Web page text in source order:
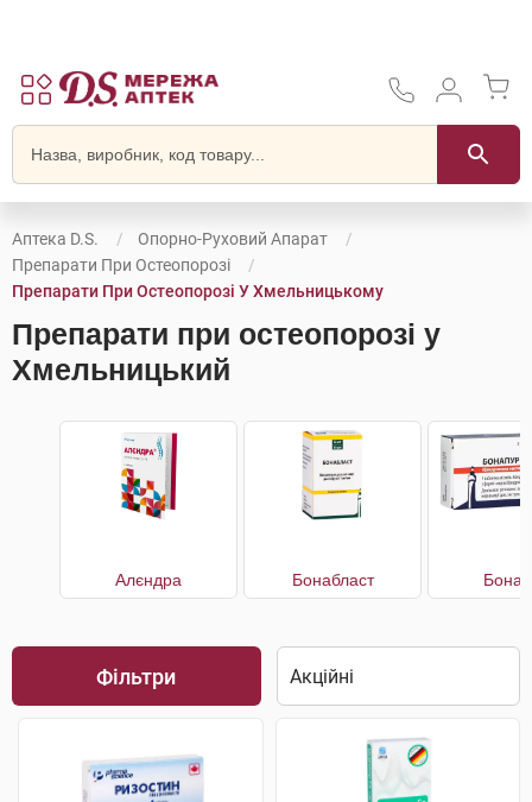
Аптека D.S.
Опорно-Руховий Апарат
Препарати При Остеопорозі
Препарати При Остеопорозі У Хмельницькому
Препарати при остеопорозі у
Хмельницький
Алєндра Бонабласт
Фільтри